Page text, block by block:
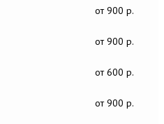
от 900 р.
от 900 р.
от 600 р.
от 900 р.